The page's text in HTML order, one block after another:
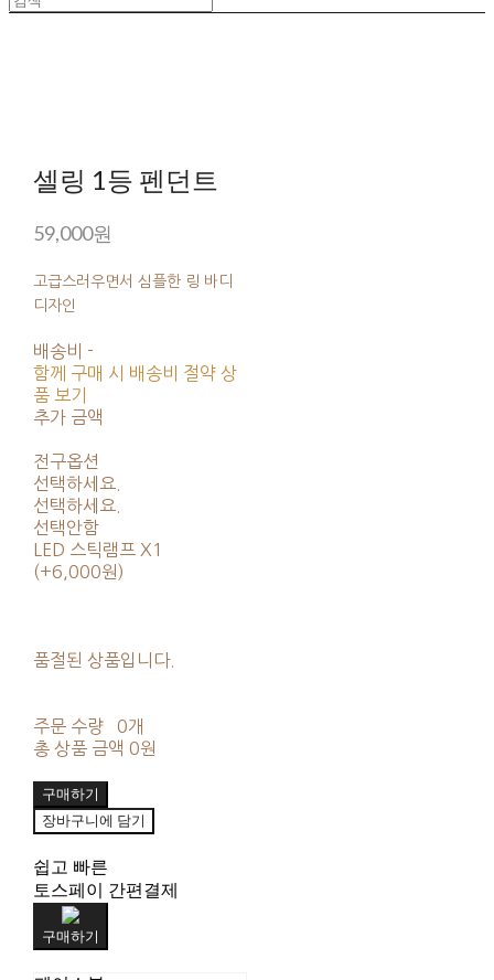
셀링 1등 펜던트
59,000원
고급스러우면서 심플한 링 바디
디자인
배송비 -
함께 구매 시 배송비 절약 상
품 보기
추가 금액
전구옵션
선택하세요.
선택하세요.
선택안함
LED 스틱램프 X1
(+6,000원)
품절된 상품입니다.
주문 수량
0개
총 상품 금액 0원
구매하기
장바구니에 담기
쉽고 빠른
토스페이 간편결제
구매하기